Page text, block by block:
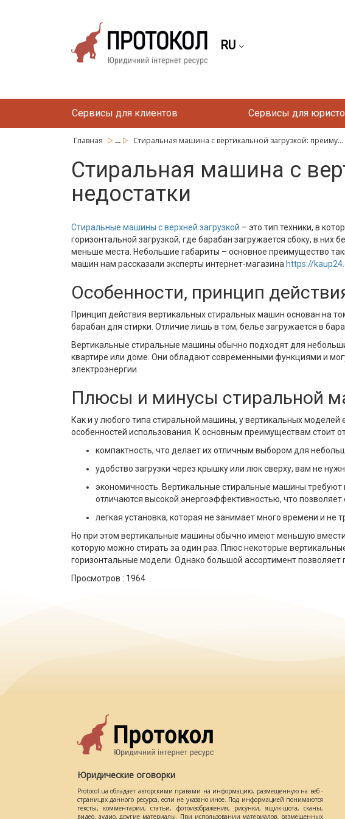
RU
Сервисы для клиентов Сервисы для
Главная ... Стиральная машина с вертикальной загрузкой: преиму...
Стиральная машина с
недостатки
Стиральные машины с верхней загрузкой – это тип техники, в
горизонтальной загрузкой, где барабан загружается сбоку, в
меньше места. Небольшие габариты – основное преимущество
машин нам рассказали эксперты интернет-магазина https://
Особенности, принцип
Принцип действия вертикальных стиральных машин основан на
барабан для стирки. Отличие лишь в том, белье загружается в
Вертикальные стиральные машины обычно подходят для
квартире или доме. Они обладают современными функциями и
электроэнергии.
Плюсы и минусы стиральной
Как и у любого типа стиральной машины, у вертикальных
особенностей использования. К основным преимуществам стоит
компактность, что делает их отличным выбором для
удобство загрузки через крышку или люк сверху, вам не
экономичность. Вертикальные стиральные машины
отличаются высокой энергоэффективностью, что позволяет
легкая установка, которая не занимает много времени и не
Но при этом вертикальные машины обычно имеют меньшую
которую можно стирать за один раз. Плюс некоторые
горизонтальные модели. Однако большой ассортимент
Просмотров : 1964
Юридические оговорки
Protocol.ua обладает авторскими правами на информацию, размещенную на веб -
страницах данного ресурса, если не указано иное. Под информацией понимаются
тексты, комментарии, статьи, фотоизображения, рисунки, ящик-шота, сканы,
видео, аудио, другие материалы. При использовании материалов, размещенных